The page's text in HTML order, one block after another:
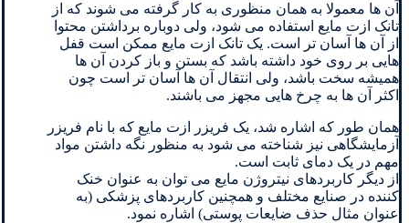
آن ها معمولا به همان منظوری به کار گرفته می شوند که از
تانک ازت مایع استفاده می شود، ولی دوباره برداشتن محتوا
از آن ها آسان تر است. یک تانک ازت مایع ممکن است قفل
هایی بر روی خود داشته باشد که بستن و باز کردن آن ها
همیشه سخت باشد، ولی انتقال آن ها آسان تر است چون
اکثر آن ها به چرخ هایی مجهز می باشند.
همان طور که اشاره شد، یک فریزر ازت مایع که با نام فریزر
آزمایشگاهی نیز شناخته می شود به منظور نگه داشتن مواد
مهم در یک دمای ثابت است.
از دیگر کاربردهای نیتروژن مایع می توان به عنوان خنک
کننده در صنایع مختلف و همچنین کاربردهای پزشکی (به
عنوان مثال حذف ضایعات پوستی) اشاره نمود.